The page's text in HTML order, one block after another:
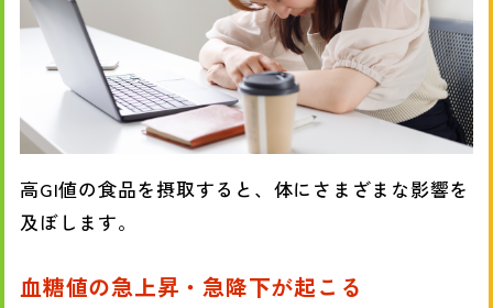
高GI値の食品を摂取すると、体にさまざまな影響を
及ぼします。
血糖値の急上昇・急降下が起こる